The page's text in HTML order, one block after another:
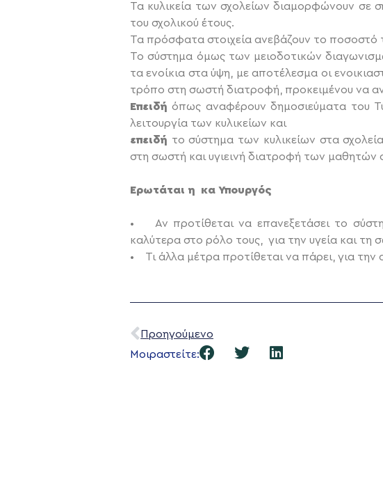
Τα κυλικεία των σχολείων διαμορφώνουν σε
του σχολικού έτους.
Τα πρόσφατα στοιχεία ανεβάζουν το
Το σύστημα όμως των μειοδοτικών
τα ενοίκια στα ύψη, με αποτέλεσμα οι
τρόπο στη σωστή διατροφή, προκειμένου να
Επειδήόπως αναφέρουν δημοσιεύματα του
λειτουργία των κυλικείων και
επειδή το σύστημα των κυλικείων στα
στη σωστή και υγιεινή διατροφή των μαθητών
Ερωτάται η κα Υπουργός
• Αν προτίθεται να επανεξετάσει το
καλύτερα στο ρόλο τους, για την υγεία και
• Τι άλλα μέτρα προτίθεται να πάρει, για την
Προηγούμενο
Μοιραστείτε: